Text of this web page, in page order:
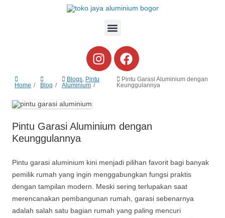
Home Blog
Blogs, Pintu
Aluminium
Pintu Garasi Aluminium dengan
Keunggulannya
Pintu Garasi Aluminium dengan
Keunggulannya
Pintu garasi aluminium kini menjadi pilihan favorit bagi banyak
pemilik rumah yang ingin menggabungkan fungsi praktis
dengan tampilan modern. Meski sering terlupakan saat
merencanakan pembangunan rumah, garasi sebenarnya
adalah salah satu bagian rumah yang paling mencuri